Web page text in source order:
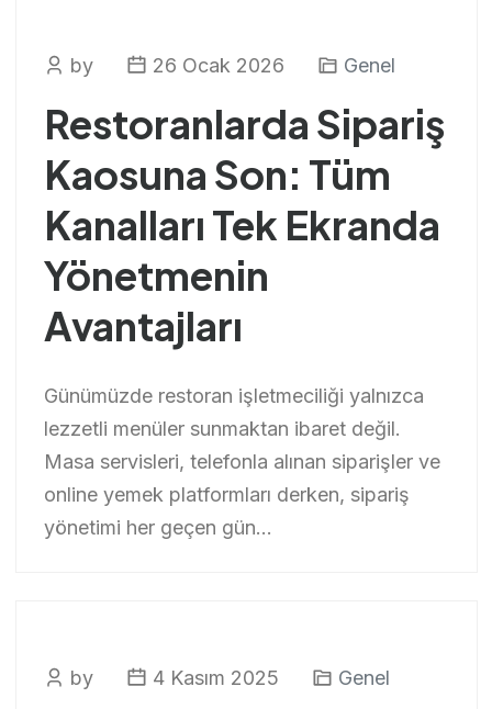
by 26 Ocak 2026 Genel
Restoranlarda Sipariş
Kaosuna Son: Tüm
Kanalları Tek Ekranda
Yönetmenin
Avantajları
Günümüzde restoran işletmeciliği yalnızca
lezzetli menüler sunmaktan ibaret değil.
Masa servisleri, telefonla alınan siparişler ve
online yemek platformları derken, sipariş
yönetimi her geçen gün...
by 4 Kasım 2025 Genel